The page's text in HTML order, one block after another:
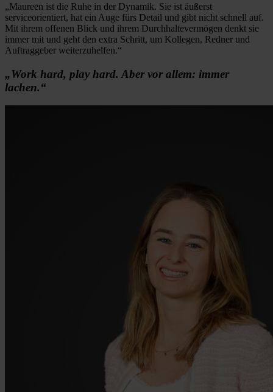
„Maureen ist die Ruhe in der Dynamik. Sie ist äußerst
serviceorientiert, hat ein Auge fürs Detail und gibt nicht schnell auf.
Mit ihrem offenen Blick und ihrem Durchhaltevermögen denkt sie
immer mit und geht den extra Schritt, um Kollegen, Redner und
Auftraggeber weiterzuhelfen.“
„Work hard, play hard. Aber vor allem: immer
lachen.“